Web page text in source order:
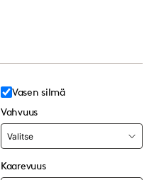
Vasen silmä
Vahvuus
Kaarevuus